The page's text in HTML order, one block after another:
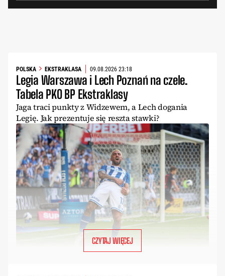
POLSKA EKSTRAKLASA 09.08.2026 23:18
Legia Warszawa i Lech Poznań na czele.
Tabela PKO BP Ekstraklasy
Jaga traci punkty z Widzewem, a Lech dogania
Legię. Jak prezentuje się reszta stawki?
CZYTAJ WIĘCEJ